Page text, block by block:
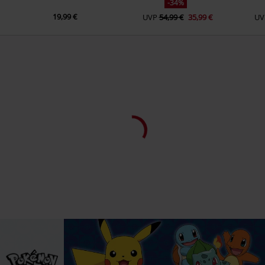
19,99 €
-34%
UVP54,99 € 35,99 €